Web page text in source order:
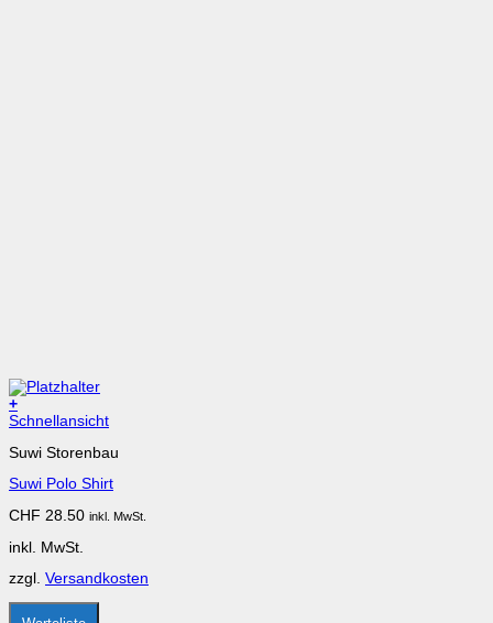
+
Dieses
weist
Varianten
Die
können
der
Produktseite
gewählt
Schnellansicht
Suwi Storenbau
Suwi Polo Shirt
CHF 28.50 inkl. MwSt.
inkl. MwSt.
zzgl. Versandkosten